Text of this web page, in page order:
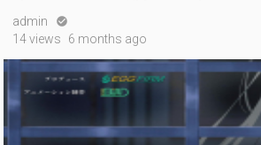
admin 
14 views 6 months ago